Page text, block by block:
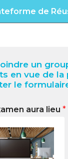
un
en vue de la
le
aura lieu *
de